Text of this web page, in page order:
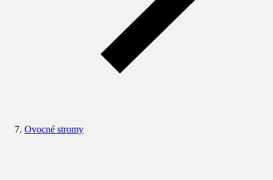
Ovocné stromy